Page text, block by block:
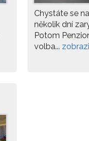
Chystáte se
několik dní
Potom
volba...